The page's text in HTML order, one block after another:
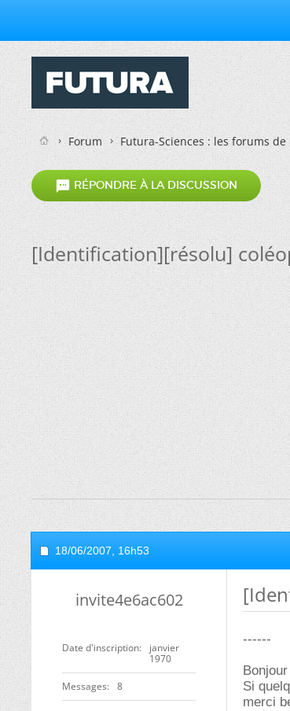
Forum Futura-Sciences : les forums de
 RÉPONDRE À LA DISCUSSION
[Identification][résolu]
18/06/2007, 16h53
invite4e6ac602
Date d'inscription
janvier
1970
Messages 8
------
Si
merci